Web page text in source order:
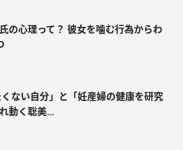
の心理って？ 彼女を噛む行為からわ
くない自分」と「妊産婦の健康を研究
動く聡美...